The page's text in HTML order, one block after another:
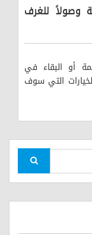
وصولاً للغرف
أو البقاء في
التي سوف